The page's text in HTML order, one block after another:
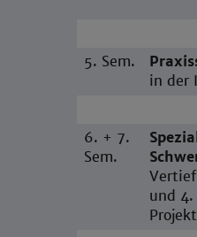
5. Sem.
in der
6. + 7.
Sem.
und 4.